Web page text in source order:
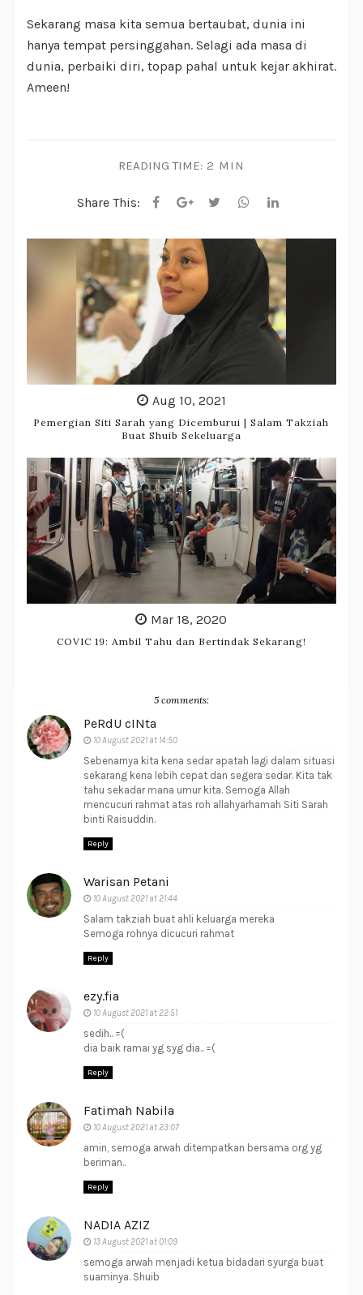
Sekarang masa kita semua bertaubat, dunia ini
hanya tempat persinggahan. Selagi ada masa di
dunia, perbaiki diri, topap pahal untuk kejar akhirat.
Ameen!
READING TIME: 2 MIN
Share This:
Aug 10, 2021
Pemergian Siti Sarah yang Dicemburui | Salam Takziah
Buat Shuib Sekeluarga
Mar 18, 2020
COVIC 19: Ambil Tahu dan Bertindak Sekarang!
5 comments:
PeRdU cINta
10 August 2021 at 14:50
Sebenarnya kita kena sedar apatah lagi dalam situasi
sekarang kena lebih cepat dan segera sedar. Kita tak
tahu sekadar mana umur kita. Semoga Allah
mencucuri rahmat atas roh allahyarhamah Siti Sarah
binti Raisuddin.
Reply
Warisan Petani
10 August 2021 at 21:44
Salam takziah buat ahli keluarga mereka
Semoga rohnya dicucuri rahmat
Reply
ezy.fia
10 August 2021 at 22:51
sedih.. =(
dia baik ramai yg syg dia.. =(
Reply
Fatimah Nabila
10 August 2021 at 23:07
amin, semoga arwah ditempatkan bersama org yg
beriman..
Reply
NADIA AZIZ
13 August 2021 at 01:09
semoga arwah menjadi ketua bidadari syurga buat
suaminya. Shuib